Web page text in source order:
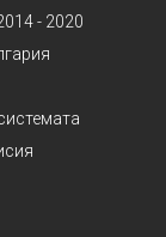
- 2020